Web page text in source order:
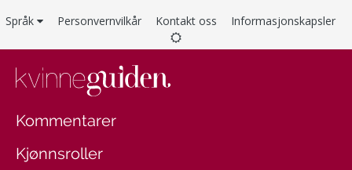
Språk Personvernvilkår Kontakt oss Informasjonskapsler
Kommentarer
Kjønnsroller